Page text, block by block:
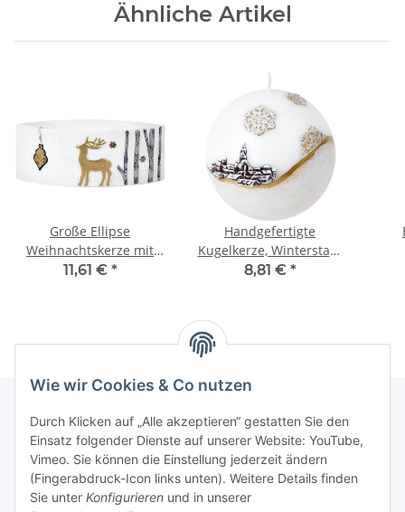
Wie wir Cookies & Co nutzen
Durch Klicken auf „Alle akzeptieren“ gestatten Sie den
Einsatz folgender Dienste auf unserer Website: YouTube,
Vimeo. Sie können die Einstellung jederzeit ändern
(Fingerabdruck-Icon links unten). Weitere Details finden
Sie unter Konfigurieren und in unserer
Ähnliche Artikel
Große Ellipse
Weihnachtskerze mit
Rentier und
11,61 € *
Handgefertigte
Kugelkerze, Winterstadt
mit Schneeflocken
8,81 € *
Informationen
Gesetzliche Informationen